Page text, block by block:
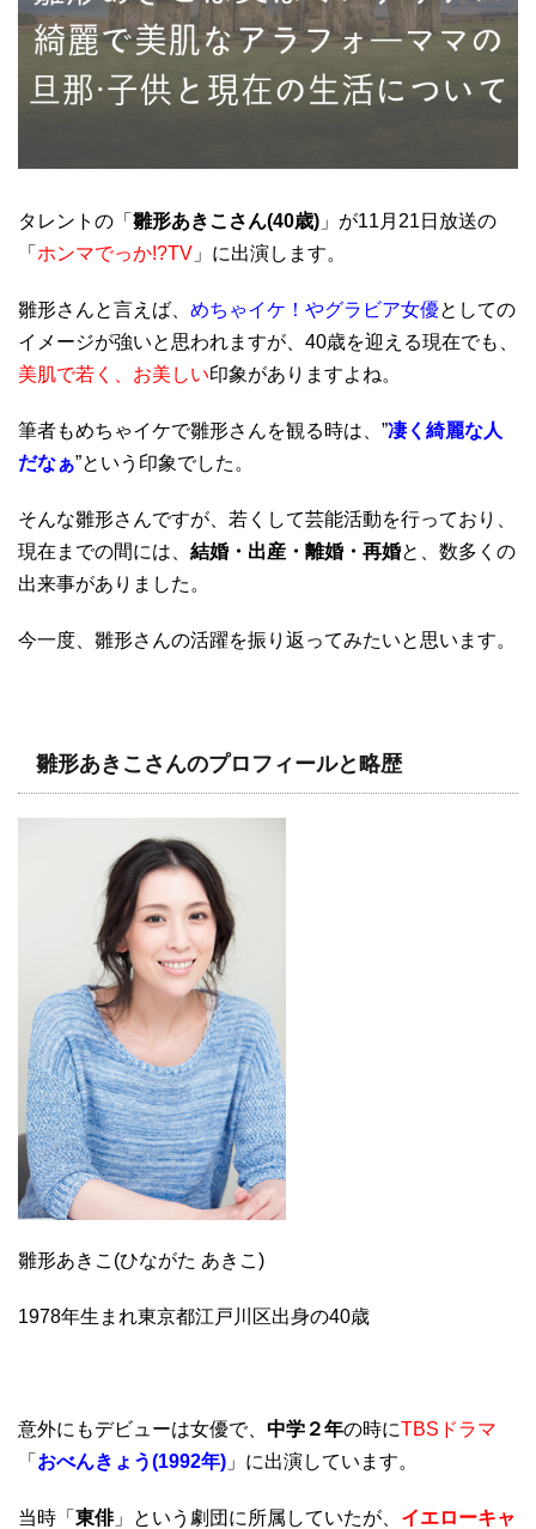
タレントの「 雛形あきこさん(40歳) 」が11月21日放送の
「 ホンマでっか!?TV 」に出演します。
雛形さんと言えば、 めちゃイケ！やグラビア女優としての
イメージが強いと思われますが、40歳を迎える現在でも、
美肌で若く、お美しい印象がありますよね。
筆者もめちゃイケで雛形さんを観る時は、”凄く綺麗な人
だなぁ”という印象でした。
そんな雛形さんですが、若くして芸能活動を行っており、
現在までの間には、 結婚・出産・離婚・再婚と、数多くの
出来事がありました。
今一度、雛形さんの活躍を振り返ってみたいと思います。
雛形あきこさんのプロフィールと略歴
雛形あきこ(ひながた あきこ)
1978年生まれ東京都江戸川区出身の40歳
意外にもデビューは女優で、 中学２年の時にTBSドラマ
「 おべんきょう(1992年) 」に出演しています。
当時「 東俳」という劇団に所属していたが、 イエローキャ